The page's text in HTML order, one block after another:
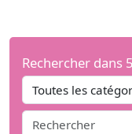
Rechercher dans